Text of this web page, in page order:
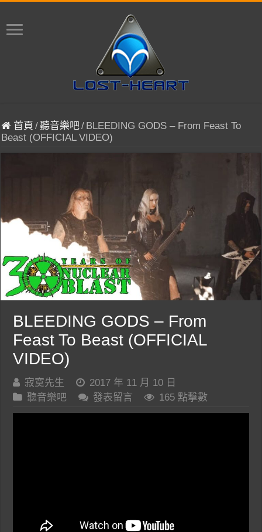
首頁 /聽音樂吧/ BLEEDING GODS – From Feast To
Beast (OFFICIAL VIDEO)
BLEEDING GODS – From
Feast To Beast (OFFICIAL
VIDEO)
寂寞先生
2017 年 11 月 10 日
聽音樂吧
發表留言 165 點擊數